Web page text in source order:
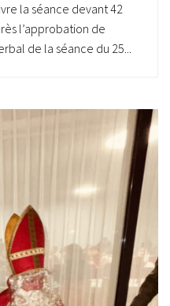
la séance devant 42
l’approbation de
de la séance du 25...